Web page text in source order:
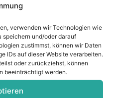
verwenden wir Technologien wie
speichern und/oder darauf
zustimmst, können wir Daten
IDs auf dieser Website verarbeiten.
oder zurückziehst, können
beeinträchtigt werden.